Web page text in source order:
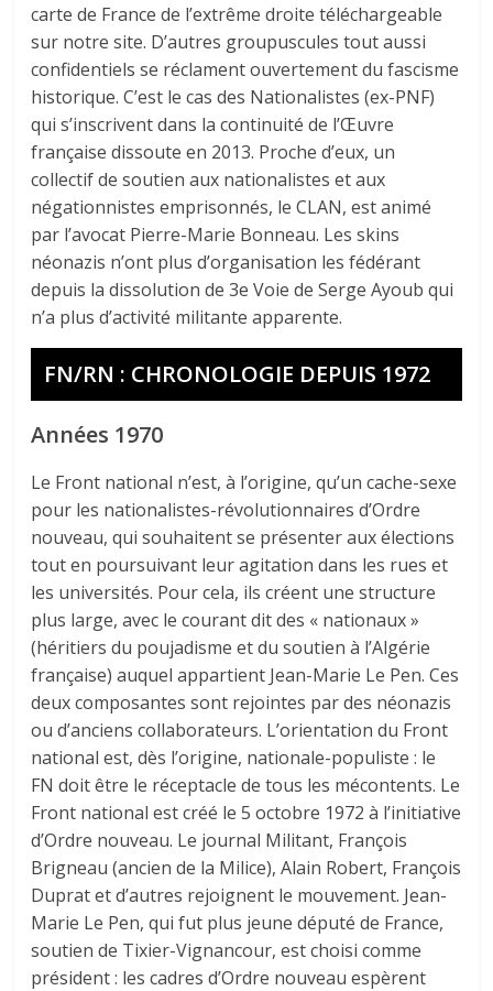
carte de France de l’extrême droite téléchargeable
sur notre site. D’autres groupuscules tout aussi
confidentiels se réclament ouvertement du fascisme
historique. C’est le cas des Nationalistes (ex-PNF)
qui s’inscrivent dans la continuité de l’Œuvre
française dissoute en 2013. Proche d’eux, un
collectif de soutien aux nationalistes et aux
négationnistes emprisonnés, le CLAN, est animé
par l’avocat Pierre-Marie Bonneau. Les skins
néonazis n’ont plus d’organisation les fédérant
depuis la dissolution de 3e Voie de Serge Ayoub qui
n’a plus d’activité militante apparente.
FN/RN : CHRONOLOGIE DEPUIS 1972
Années 1970
Le Front national n’est, à l’origine, qu’un cache-sexe
pour les nationalistes-révolutionnaires d’Ordre
nouveau, qui souhaitent se présenter aux élections
tout en poursuivant leur agitation dans les rues et
les universités. Pour cela, ils créent une structure
plus large, avec le courant dit des « nationaux »
(héritiers du poujadisme et du soutien à l’Algérie
française) auquel appartient Jean-Marie Le Pen. Ces
deux composantes sont rejointes par des néonazis
ou d’anciens collaborateurs. L’orientation du Front
national est, dès l’origine, nationale-populiste : le
FN doit être le réceptacle de tous les mécontents. Le
Front national est créé le 5 octobre 1972 à l’initiative
d’Ordre nouveau. Le journal Militant, François
Brigneau (ancien de la Milice), Alain Robert, François
Duprat et d’autres rejoignent le mouvement. Jean-
Marie Le Pen, qui fut plus jeune député de France,
soutien de Tixier-Vignancour, est choisi comme
président : les cadres d’Ordre nouveau espèrent